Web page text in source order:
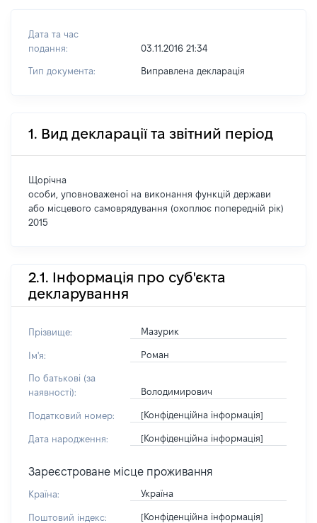
Дата та час
подання:
03.11.2016 21:34
Тип документа: Виправлена декларація
1. Вид декларації та звітний період
Щорічна
особи, уповноваженої на виконання функцій держави
або місцевого самоврядування (охоплює попередній рік)
2015
2.1. Інформація про суб'єкта
декларування
Прізвище: Мазурик
Ім'я: Роман
По батькові (за
наявності):
Володимирович
Податковий номер: [Конфіденційна інформація]
Дата народження: [Конфіденційна інформація]
Зареєстроване місце проживання
Країна: Україна
Поштовий індекс: [Конфіденційна інформація]